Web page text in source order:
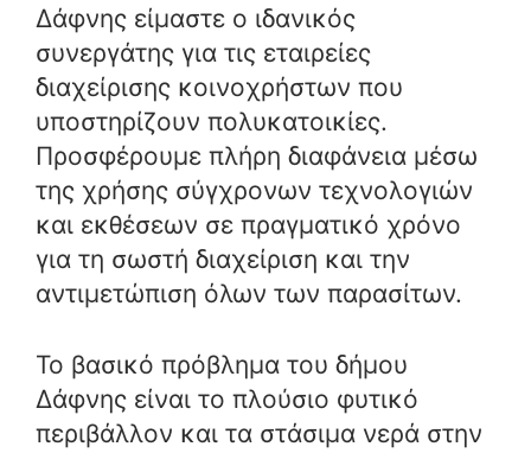
Δάφνης είμαστε ο ιδανικός
συνεργάτης για τις εταιρείες
διαχείρισης κοινοχρήστων που
υποστηρίζουν πολυκατοικίες.
Προσφέρουμε πλήρη διαφάνεια μέσω
της χρήσης σύγχρονων τεχνολογιών
και εκθέσεων σε πραγματικό χρόνο
για τη σωστή διαχείριση και την
αντιμετώπιση όλων των παρασίτων.
Το βασικό πρόβλημα του δήμου
Δάφνης είναι το πλούσιο φυτικό
περιβάλλον και τα στάσιμα νερά στην